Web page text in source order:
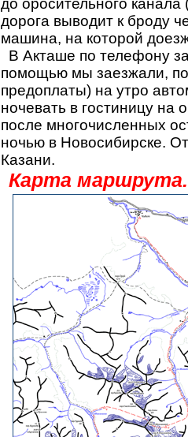
до оросительного канала
дорога выводит к броду
машина, на которой
В Акташе по телефону
помощью мы заезжали,
предоплаты) на утро
ночевать в гостиницу на
после многочисленных
ночью в Новосибирске.
Казани.
Карта маршрута.